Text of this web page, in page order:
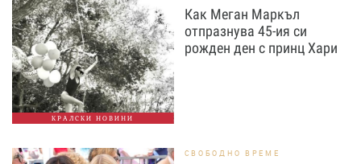
КРАЛСКИ НОВИНИ
Как Меган Маркъл
отпразнува 45-ия си
рожден ден с принц Хари
СВОБОДНО ВРЕМЕ